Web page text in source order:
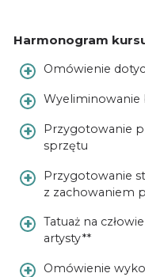
Harmonogram
Omówienie
Wyeliminowanie
Przygotowanie
sprzętu
Przygotowanie
z zachowaniem
Tatuaż na
artysty**
Omówienie